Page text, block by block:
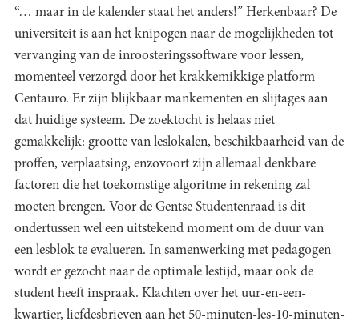
“… maar in de kalender staat het anders!” Herkenbaar? De
universiteit is aan het knipogen naar de mogelijkheden tot
vervanging van de inroosteringssoftware voor lessen,
momenteel verzorgd door het krakkemikkige platform
Centauro. Er zijn blijkbaar mankementen en slijtages aan
dat huidige systeem. De zoektocht is helaas niet
gemakkelijk: grootte van leslokalen, beschikbaarheid van de
proffen, verplaatsing, enzovoort zijn allemaal denkbare
factoren die het toekomstige algoritme in rekening zal
moeten brengen. Voor de Gentse Studentenraad is dit
ondertussen wel een uitstekend moment om de duur van
een lesblok te evalueren. In samenwerking met pedagogen
wordt er gezocht naar de optimale lestijd, maar ook de
student heeft inspraak. Klachten over het uur-en-een-
kwartier, liefdesbrieven aan het 50-minuten-les-10-minuten-